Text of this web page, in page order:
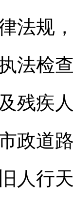
法规
法检
残疾
政道
人行